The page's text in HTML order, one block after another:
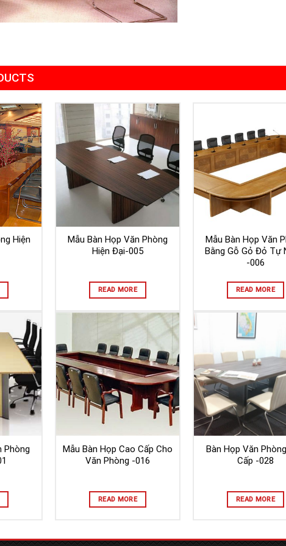
Hiện
Mẫu Bàn Họp Văn Phòng
Hiện Đại-005
READ MORE
Mẫu Bàn Họp Văn
Bằng Gỗ Gỏ Đỏ Tự
-006
READ MORE
Phòng
Mẫu Bàn Họp Cao Cấp Cho
Văn Phòng -016
READ MORE
Bàn Họp Văn
Cấp -028
READ MORE